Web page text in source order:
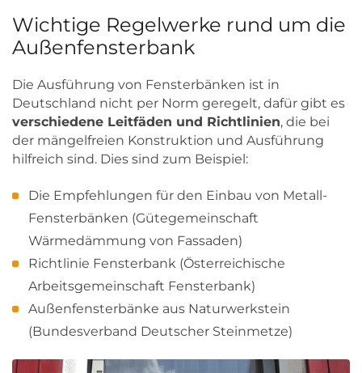
Wichtige Regelwerke rund um die
Außenfensterbank
Die Ausführung von Fensterbänken ist in
Deutschland nicht per Norm geregelt, dafür gibt es
verschiedene Leitfäden und Richtlinien, die bei
der mängelfreien Konstruktion und Ausführung
hilfreich sind. Dies sind zum Beispiel:
Die Empfehlungen für den Einbau von Metall-
Fensterbänken (Gütegemeinschaft
Wärmedämmung von Fassaden)
Richtlinie Fensterbank (Österreichische
Arbeitsgemeinschaft Fensterbank)
Außenfensterbänke aus Naturwerkstein
(Bundesverband Deutscher Steinmetze)